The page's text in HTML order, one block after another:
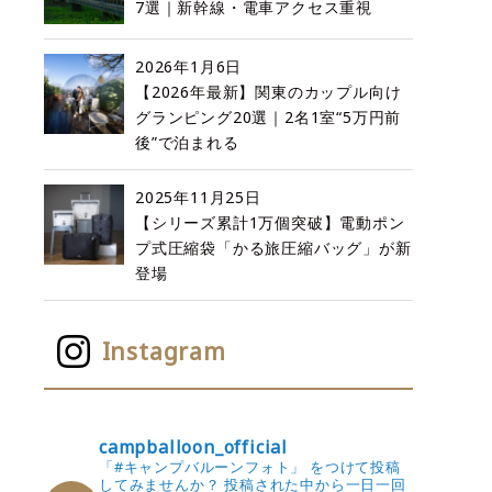
7選｜新幹線・電車アクセス重視
2026年1月6日
【2026年最新】関東のカップル向け
グランピング20選｜2名1室“5万円前
後”で泊まれる
2025年11月25日
【シリーズ累計1万個突破】電動ポン
プ式圧縮袋「かる旅圧縮バッグ」が新
登場
Instagram
campballoon_official
「#キャンプバルーンフォト」 をつけて投稿
してみませんか？ 投稿された中から一日一回